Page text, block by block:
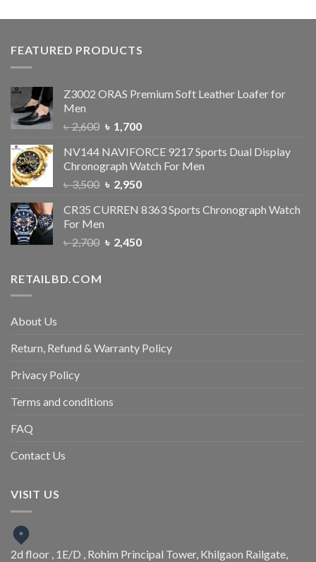
FEATURED PRODUCTS
Z3002 ORAS Premium Soft Leather Loafer for
Men
৳2,600 ৳ 1,700
NV144 NAVIFORCE 9217 Sports Dual Display
Chronograph Watch For Men
৳3,500 ৳ 2,950
CR35 CURREN 8363 Sports Chronograph Watch
For Men
৳2,700 ৳ 2,450
RETAILBD.COM
About Us
Return, Refund & Warranty Policy
Privacy Policy
Terms and conditions
FAQ
Contact Us
VISIT US
2d floor , 1E/D , Rohim Principal Tower, Khilgaon Railgate,